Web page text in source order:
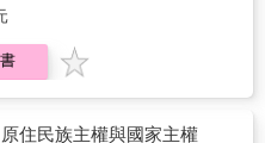
與屈辱．國境邊陲．蘭嶼1987》
品。＊收錄一百八十五張攝影
十年，另收錄已絕版之《八尺門
更擁有悲天憫人的高尚情操。於
，與林爽文一起統帥大軍。她全
的西拉雅少女，希望有朝一日
異族極權統治的剝削與凌虐……
英雄。就讓我們跟著她的征戰足
在林爽文抗清行動中，頭戴火紅
金娘， 是如何統領三萬大軍？
？如何救亡圖存？連橫在台灣通
林建隆根據這兩行字，再參照渺
原住民族主權與國家主權